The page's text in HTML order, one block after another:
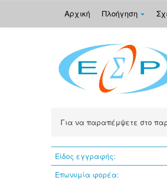
Αρχική Πλοήγηση
Για να παραπέμψετε στο
Είδος εγγραφής:
Επωνυμία φορέα: